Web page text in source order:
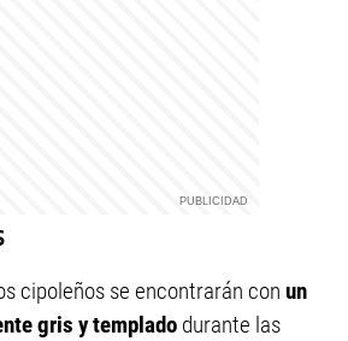
cipoleños se encontrarán con un
gris y templado durante las